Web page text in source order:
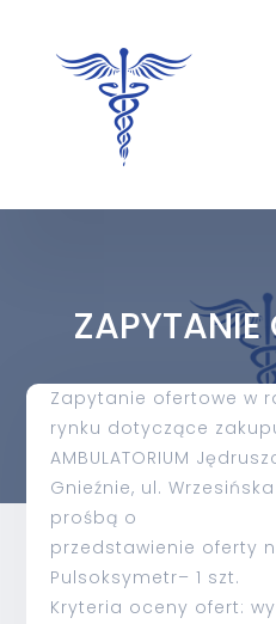
ZAPYTANIE
Zapytanie ofertowe w
rynku dotyczące
AMBULATORIUM
Gnieźnie, ul.
prośbą o
przedstawienie oferty
Pulsoksymetr– 1 szt.
Kryteria oceny ofert: